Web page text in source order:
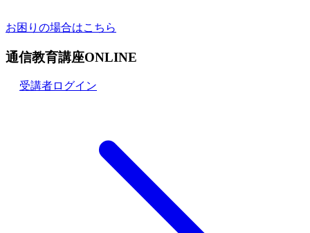
お困りの場合はこちら
通信教育講座ONLINE
受講者ログイン